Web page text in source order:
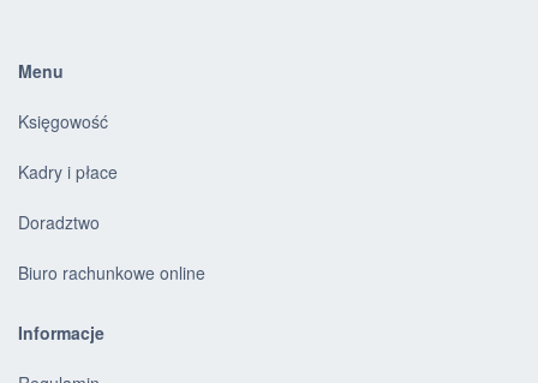
Menu
Księgowość
Kadry i płace
Doradztwo
Biuro rachunkowe online
Informacje